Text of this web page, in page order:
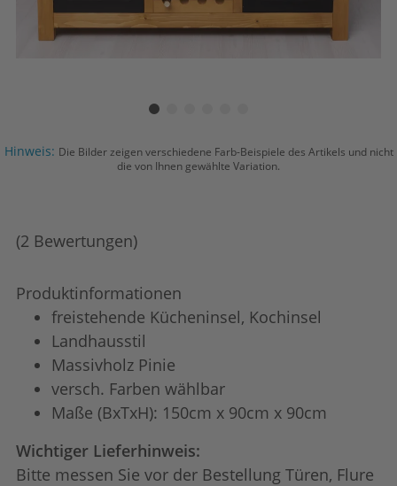
Hinweis: Die Bilder zeigen verschiedene Farb-Beispiele des Artikels und nicht
die von Ihnen gewählte Variation.
(2 Bewertungen)
Produktinformationen
freistehende Kücheninsel, Kochinsel
Landhausstil
Massivholz Pinie
versch. Farben wählbar
Maße (BxTxH): 150cm x 90cm x 90cm
Wichtiger Lieferhinweis:
Bitte messen Sie vor der Bestellung Türen, Flure